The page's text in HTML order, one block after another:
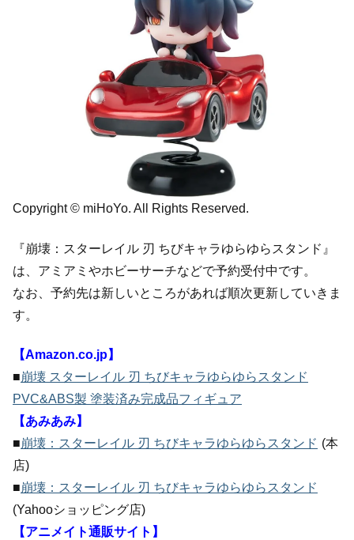
Copyright © miHoYo. All Rights Reserved.
『崩壊：スターレイル 刃 ちびキャラゆらゆらスタンド』
は、アミアミやホビーサーチなどで予約受付中です。
なお、予約先は新しいところがあれば順次更新していきま
す。
【Amazon.co.jp】
■崩壊 スターレイル 刃 ちびキャラゆらゆらスタンド
PVC&ABS製 塗装済み完成品フィギュア
【あみあみ】
■崩壊：スターレイル 刃 ちびキャラゆらゆらスタンド (本
店)
■崩壊：スターレイル 刃 ちびキャラゆらゆらスタンド
(Yahooショッピング店)
【アニメイト通販サイト】